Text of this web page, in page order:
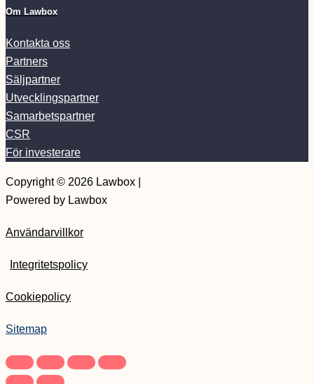
Om Lawbox
Kontakta oss
Partners
Säljpartner
Utvecklingspartner
Samarbetspartner
CSR
För investerare
Copyright © 2026 Lawbox |
Powered by Lawbox
Användarvillkor
Integritetspolicy
Cookiepolicy
Sitemap